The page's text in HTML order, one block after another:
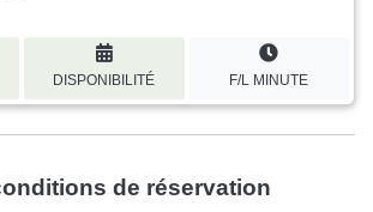
DISPONIBILITÉ F/L MINUTE
de réservation